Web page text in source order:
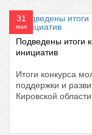
31
мая
Подведены итоги
инициатив
Итоги конкурса
поддержки и
Кировской области